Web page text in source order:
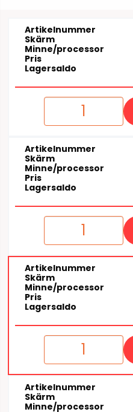
Artikelnummer
Skärm
Minne/processor
Pris
Lagersaldo
Artikelnummer
Skärm
Minne/processor
Pris
Lagersaldo
Artikelnummer
Skärm
Minne/processor
Pris
Lagersaldo
Artikelnummer
Skärm
Minne/processor